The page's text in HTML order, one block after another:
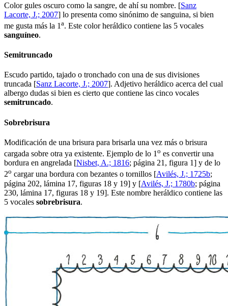
Color gules oscuro como la sangre, de ahí su nombre. [Sanz
Lacorte, J.; 2007] lo presenta como sinónimo de sanguina, si bien
me gusta más la 1 a. Este color heráldico contiene las 5 vocales
sanguíneo.
Semitruncado
Escudo partido, tajado o tronchado con una de sus divisiones
truncada [Sanz Lacorte, J.; 2007]. Adjetivo heráldico acerca del cual
albergo dudas si bien es cierto que contiene las cinco vocales
semitruncado.
Sobrebrisura
Modificación de una brisura para brisarla una vez más o brisura
cargada sobre otra ya existente. Ejemplo de lo 1 o es convertir una
bordura en angrelada [Nisbet, A.; 1816; página 21, figura 1] y de lo
2o cargar una bordura con bezantes o tornillos [Avilés, J.; 1725b;
página 202, lámina 17, figuras 18 y 19] y [Avilés, J.; 1780b; página
230, lámina 17, figuras 18 y 19]. Este nombre heráldico contiene las
5 vocales sobrebrisura.